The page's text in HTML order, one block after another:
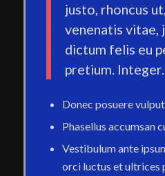
justo, rhoncus
venenatis vitae,
dictum felis eu
pretium. Integer.
Donec posuere
Phasellus accumsan
Vestibulum ante
orci luctus et ultrices